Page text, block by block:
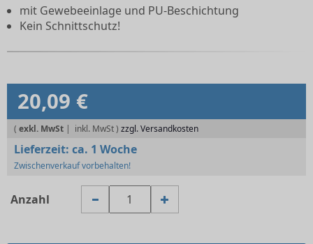
mit Gewebeeinlage und PU-Beschichtung
Kein Schnittschutz!
20,09 €
( exkl. MwSt | zzgl. Versandkosten
Lieferzeit: ca. 1 Woche
Zwischenverkauf vorbehalten!
Anzahl